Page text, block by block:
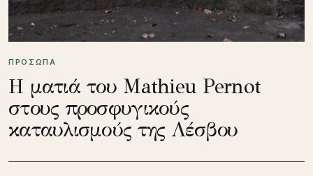
ΠΡΟΣΩΠΑ
Η ματιά του Mathieu Pernot
στους προσφυγικούς
καταυλισμούς της Λέσβου